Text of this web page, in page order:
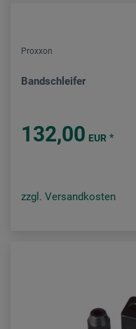
Proxxon
Bandschleifer
132,00 EUR *
zzgl. Versandkosten